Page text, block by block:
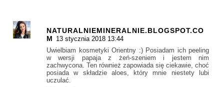
NATURALNIEMINERALNIE.BLOGSPOT.CO
M 13 stycznia 2018 13:44
Uwielbiam kosmetyki Orientny :) Posiadam ich peeling
w wersji papaja z żeń-szeniem i jestem nim
zachwycona. Ten również zapowiada się ciekawie, choć
posiada w składzie aloes, który mnie niestety lubi
uczulać.